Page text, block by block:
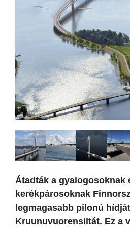
Átadták a gyalogosoknak
kerékpárosoknak
legmagasabb pilonú
Kruunuvuorensiltát. Ez a